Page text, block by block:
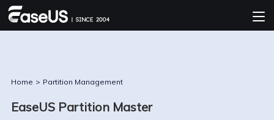
Home > Partition Management
EaseUS Partition Master